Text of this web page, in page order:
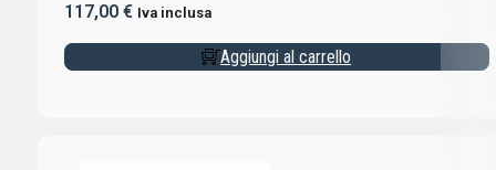
117,00 € Iva inclusa
Aggiungi al carrello